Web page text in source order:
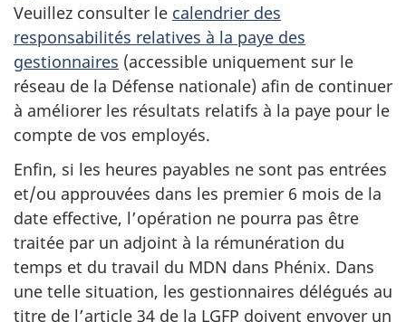
Veuillez consulter le calendrier des
responsabilités relatives à la paye des
gestionnaires (accessible uniquement sur le
réseau de la Défense nationale) afin de continuer
à améliorer les résultats relatifs à la paye pour le
compte de vos employés.
Enfin, si les heures payables ne sont pas entrées
et/ou approuvées dans les premier 6 mois de la
date effective, l’opération ne pourra pas être
traitée par un adjoint à la rémunération du
temps et du travail du MDN dans Phénix. Dans
une telle situation, les gestionnaires délégués au
titre de l’article 34 de la LGFP doivent envoyer un